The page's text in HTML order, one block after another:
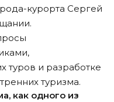
курорта Сергей
туров и разработке
туризма.
как одного из